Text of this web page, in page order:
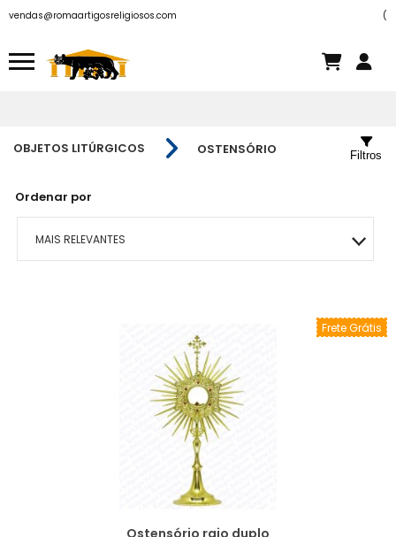
vendas@romaartigosreligiosos.com (
OBJETOS LITÚRGICOS OSTENSÓRIO
Ordenar por
MAIS RELEVANTES
Filtros
Frete Grátis
Ostensório raio duplo